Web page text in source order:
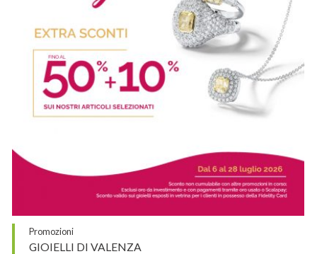
Promozioni
GIOIELLI DI VALENZA